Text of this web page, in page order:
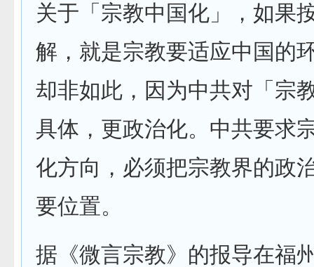
关于「宗教中国化」，如果
解，就是宗教要适应中国的
却非如此，因为中共对「宗
具体，更政治化。中共要求
化方向，必须把宗教界的政
要位置。
据《微言宗教》的报导在福